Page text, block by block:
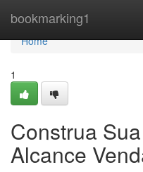
bookmarking1
Home
Home
1
Construa
Alcance